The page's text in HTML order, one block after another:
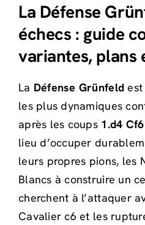
Collège
Langues
La Défense
échecs : guide
variantes, plans
La Défense Grünfeld
les plus dynamiques
après les coups 1.d4
lieu d’occuper
leurs propres pions, les
Blancs à construire un
cherchent à l’attaquer
Cavalier c6 et les